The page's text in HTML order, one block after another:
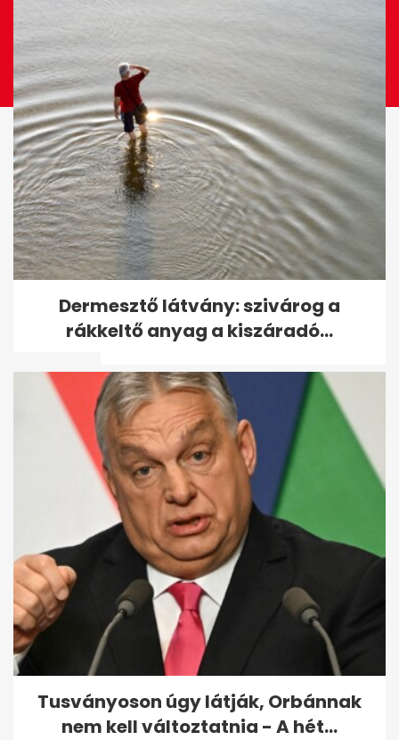
A pszichológia szerint ez a
nyudíjba vonulás legnehezebb
része -...
Vannak nyugdíjasok, akik túl
sokat takarítanak meg - és
túl...
Dermesztő látvány: szivárog a
rákkeltő anyag a kiszáradó...
Tusványoson úgy látják, Orbánnak
nem kell változtatnia - A hét...